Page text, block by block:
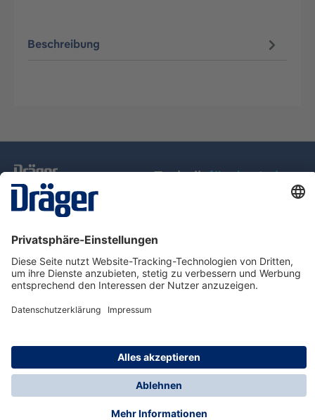
Beschreibung
Technikfür das Leben
Service-Hotline
Über Dräger
Informationen
© Dräger Schweiz AG, 2025
* Alle Preise exkl. gesetzl. Mehrwertsteuer zzgl.
Versandkosten, wenn nicht anders angegeben.